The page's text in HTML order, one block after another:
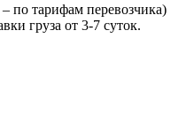
по тарифам перевозчика)
груза от 3-7 суток.